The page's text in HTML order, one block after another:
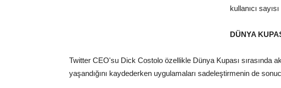
kullanıcı
DÜNYA
Twitter CEO'su Dick Costolo özellikle Dünya Kupası sırasında
yaşandığını kaydederken uygulamaları sadeleştirmenin de